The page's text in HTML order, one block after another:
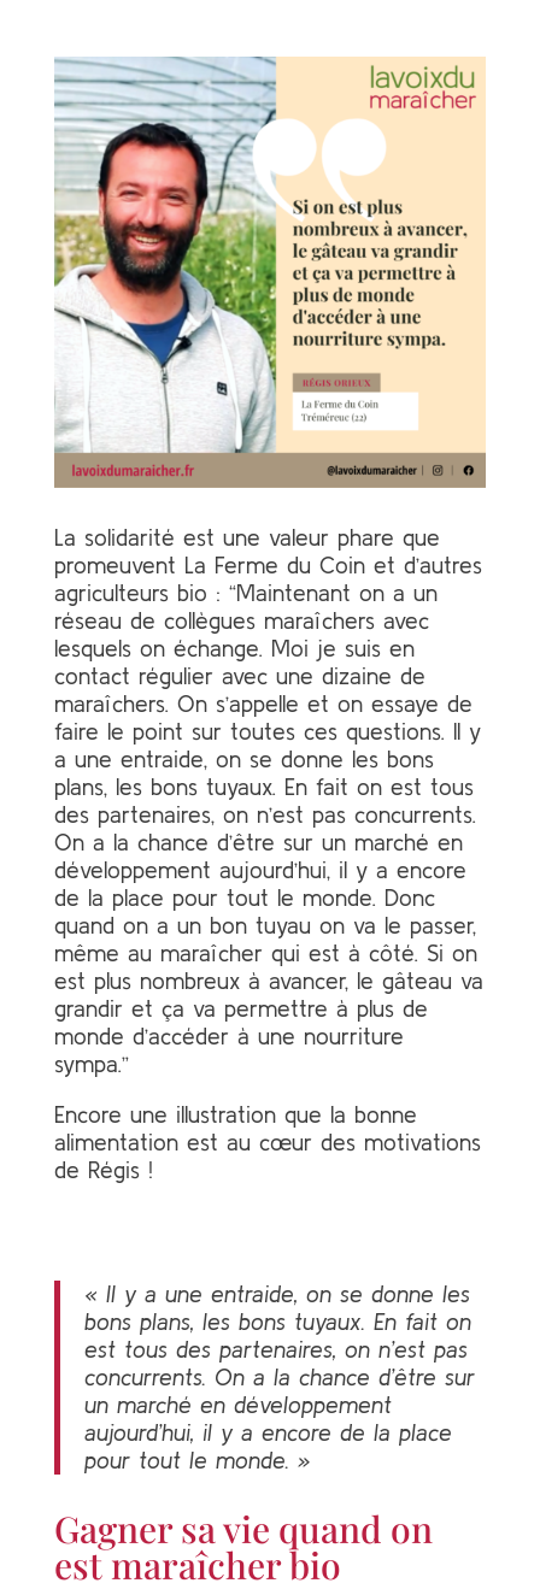
La solidarité est une valeur phare que
promeuvent La Ferme du Coin et d’autres
agriculteurs bio : “Maintenant on a un
réseau de collègues maraîchers avec
lesquels on échange. Moi je suis en
contact régulier avec une dizaine de
maraîchers. On s’appelle et on essaye de
faire le point sur toutes ces questions. Il y
a une entraide, on se donne les bons
plans, les bons tuyaux. En fait on est tous
des partenaires, on n’est pas concurrents.
On a la chance d’être sur un marché en
développement aujourd’hui, il y a encore
de la place pour tout le monde. Donc
quand on a un bon tuyau on va le passer,
même au maraîcher qui est à côté. Si on
est plus nombreux à avancer, le gâteau va
grandir et ça va permettre à plus de
monde d’accéder à une nourriture
sympa.”
Encore une illustration que la bonne
alimentation est au cœur des motivations
de Régis !
« Il y a une entraide, on se donne les
bons plans, les bons tuyaux. En fait on
est tous des partenaires, on n’est pas
concurrents. On a la chance d’être sur
un marché en développement
aujourd’hui, il y a encore de la place
pour tout le monde. »
Gagner sa vie quand on
est maraîcher bio